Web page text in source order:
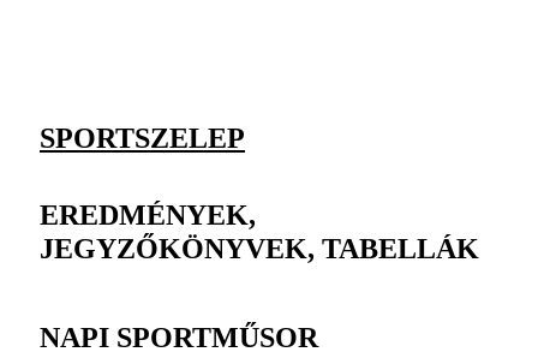
SPORTSZELEP
EREDMÉNYEK,
JEGYZŐKÖNYVEK, TABELLÁK
NAPI SPORTMŰSOR